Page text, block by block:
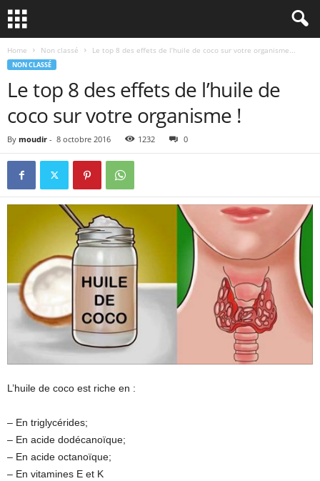
Home Non classé Le top 8 des effets de l’huile de coco sur votre organisme...
NON CLASSÉ
Le top 8 des effets de l’huile de
coco sur votre organisme !
By moudir - 8 octobre 2016 1232 0
L’huile de coco est riche en :
– En triglycérides;
– En acide dodécanoïque;
– En acide octanoïque;
– En vitamines E et K